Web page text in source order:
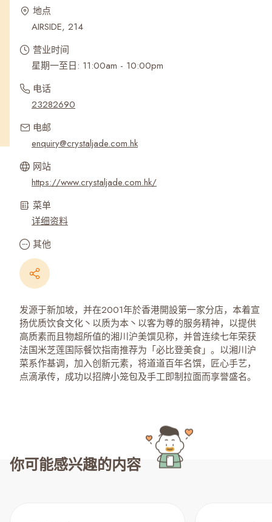
地点
AIRSIDE, 214
营业时间
星期一至日: 11:00am - 10:00pm
电话
23282690
电邮
enquiry@crystaljade.com.hk
网站
https://www.crystaljade.com.hk/
菜单
详细资料
其他
发源于新加坡，并在2001年於香港開設第一家分店，本着宣
扬优质饮食文化丶以质为本丶以客为尊的服务精神，以提供
高质素而且物超所值的湘川沪美馔见称，并曾连续七年荣获
法国米芝莲国际餐饮指南推荐为「必比登美食」。以湘川沪
菜系作基调，加入创新元素，将道道百年名馔，匠心手艺，
点滴承传，成功以招牌小笼包及手工即制拉面而享誉盛名。
你可能感兴趣的内容